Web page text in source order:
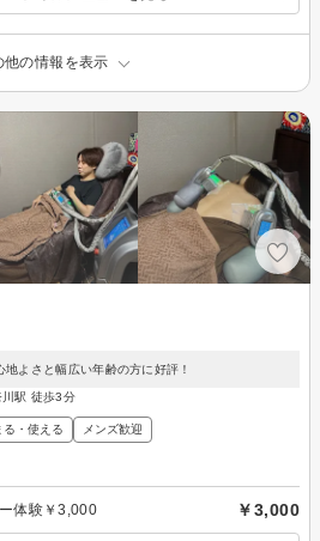
他の情報を表示
地よさと幅広い年齢の方に好評！
駅 徒歩3分
る・使える メンズ歓迎
体験￥3,000 ￥3,000